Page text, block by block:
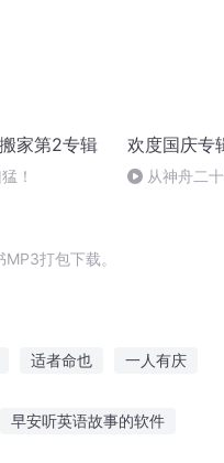
家第2专辑
！
欢度国庆专
从神舟二
打包下载。
适者命也 一人有庆
早安听英语故事的软件